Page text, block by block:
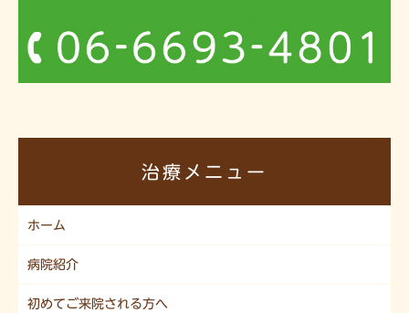
治療メニュー
ホーム
病院紹介
初めてご来院される方へ